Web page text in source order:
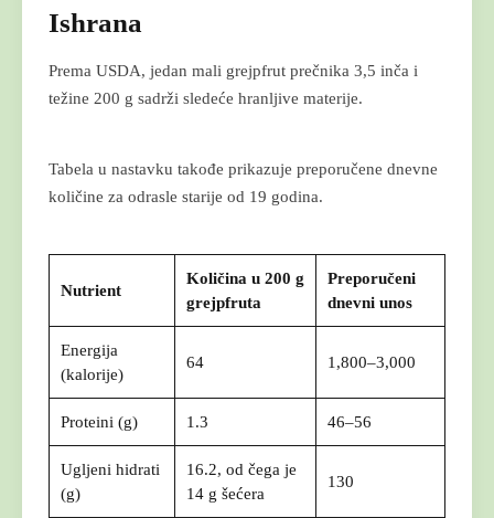
Ishrana
Prema USDA, jedan mali grejpfrut prečnika 3,5 inča i
težine 200 g sadrži sledeće hranljive materije.
Tabela u nastavku takođe prikazuje preporučene dnevne
količine za odrasle starije od 19 godina.
Nutrient
Količina u 200 g
grejpfruta
Preporučeni
dnevni unos
Energija
(kalorije)
64 1,800–3,000
Proteini (g) 1.3 46–56
Ugljeni hidrati
(g)
16.2, od čega je
14 g šećera
130